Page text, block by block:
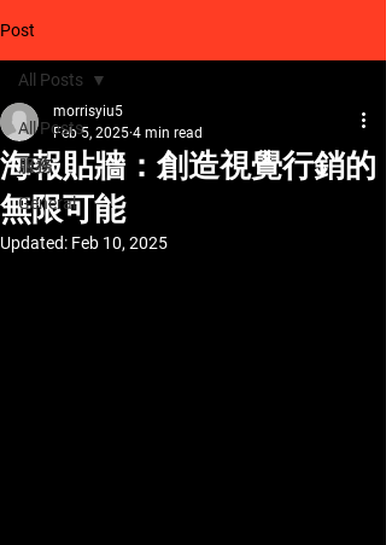
Post
All Posts
服務
General
All Posts
海報貼牆：創造視覺行銷的
無限可能
morrisyiu5
Feb 5, 2025 4 min read
Updated: Feb 10, 2025